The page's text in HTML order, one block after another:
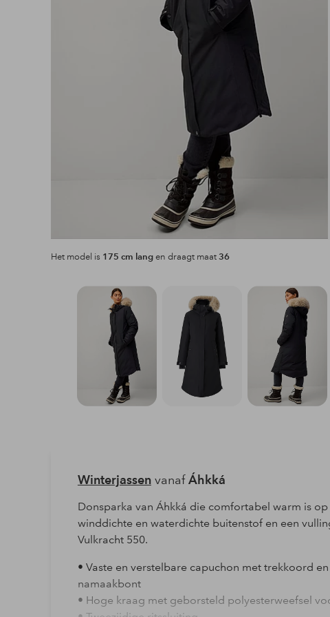
Het model is 175 cm langen draagt maat36
WinterjassenvanafÁhkká
Donsparka van Áhkká die comfortabel warm is
winddichte en waterdichte buitenstof en een
Vulkracht 550.
• Vaste en verstelbare capuchon met trekkoord
namaakbont
• Hoge kraag met geborsteld polyesterweefsel